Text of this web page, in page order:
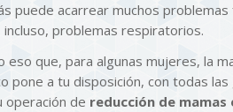
puede acarrear muchos
incluso, problemas respiratorios.
eso que, para algunas mujeres, la
pone a tu disposición, con todas
operación de reducción de mamas